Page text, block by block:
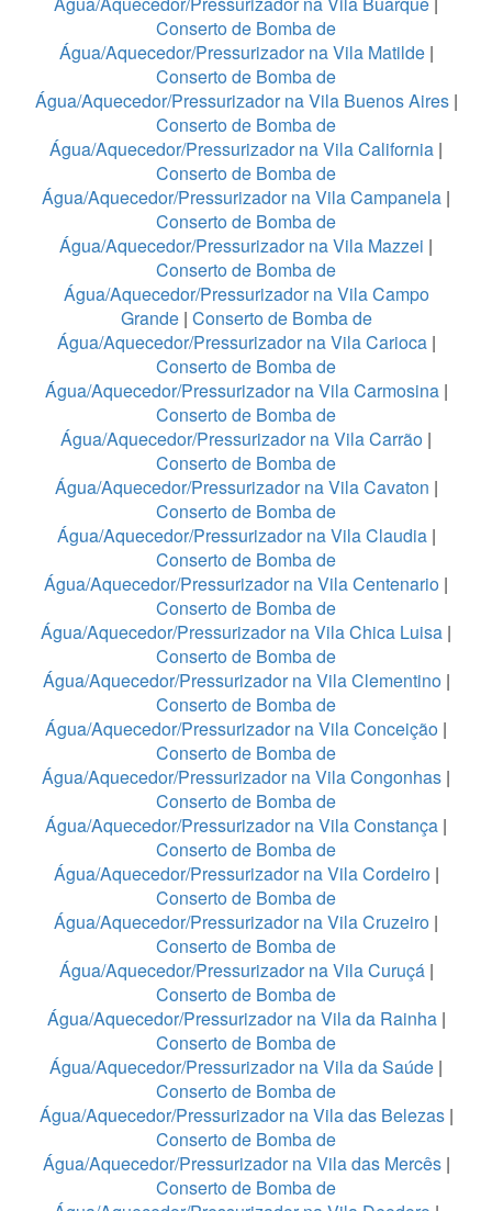
Conserto de Bomba de
Água/Aquecedor/Pressurizador na Vila Matilde|
Conserto de Bomba de
Água/Aquecedor/Pressurizador na Vila Buenos Aires|
Conserto de Bomba de
Água/Aquecedor/Pressurizador na Vila California |
Conserto de Bomba de
Água/Aquecedor/Pressurizador na Vila Campanela |
Conserto de Bomba de
Água/Aquecedor/Pressurizador na Vila Mazzei |
Conserto de Bomba de
Água/Aquecedor/Pressurizador na Vila Campo
Grande| Conserto de Bomba de
Água/Aquecedor/Pressurizador na Vila Carioca|
Conserto de Bomba de
Água/Aquecedor/Pressurizador na Vila Carmosina|
Conserto de Bomba de
Água/Aquecedor/Pressurizador na Vila Carrão |
Conserto de Bomba de
Água/Aquecedor/Pressurizador na Vila Cavaton |
Conserto de Bomba de
Água/Aquecedor/Pressurizador na Vila Claudia|
Conserto de Bomba de
Água/Aquecedor/Pressurizador na Vila Centenario |
Conserto de Bomba de
Água/Aquecedor/Pressurizador na Vila Chica Luisa |
Conserto de Bomba de
Água/Aquecedor/Pressurizador na Vila Clementino|
Conserto de Bomba de
Água/Aquecedor/Pressurizador na Vila Conceição |
Conserto de Bomba de
Água/Aquecedor/Pressurizador na Vila Congonhas |
Conserto de Bomba de
Água/Aquecedor/Pressurizador na Vila Constança |
Conserto de Bomba de
Água/Aquecedor/Pressurizador na Vila Cordeiro|
Conserto de Bomba de
Água/Aquecedor/Pressurizador na Vila Cruzeiro |
Conserto de Bomba de
Água/Aquecedor/Pressurizador na Vila Curuçá |
Conserto de Bomba de
Água/Aquecedor/Pressurizador na Vila da Rainha |
Conserto de Bomba de
Água/Aquecedor/Pressurizador na Vila da Saúde |
Conserto de Bomba de
Água/Aquecedor/Pressurizador na Vila das Belezas|
Conserto de Bomba de
Água/Aquecedor/Pressurizador na Vila das Mercês|
Conserto de Bomba de